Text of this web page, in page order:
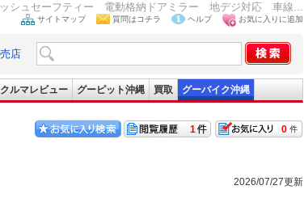
シュセーフティー 電動格納ドアミラー 地デジ対応 車線...
サイトマップ 質問はコチラ ヘルプ お気に入りに追加
店
クルマレビュー グーピット沖縄 買取 グーバイク沖縄
0
1
2026/07/27更新